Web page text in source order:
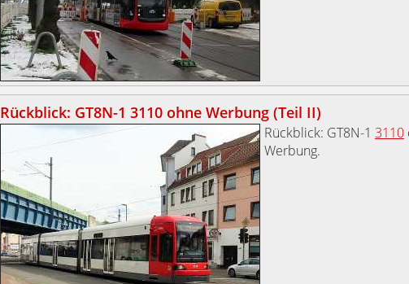
Rückblick: GT8N-1 3110 ohne Werbung (Teil II)
Rückblick: GT8N-1 3110
Werbung.